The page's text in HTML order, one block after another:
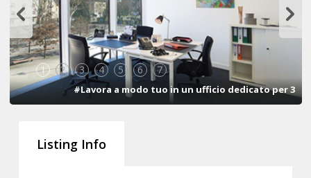
1 2 3 4 5 6 7
#Lavora a modo tuo in un ufficio dedicato per 3
Listing Info